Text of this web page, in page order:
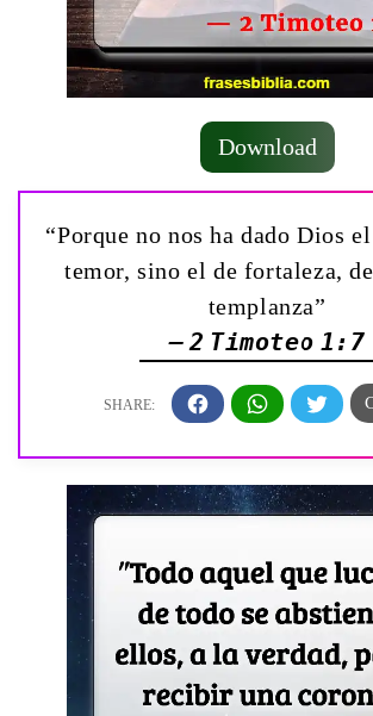
Download
“Porque no nos ha dado Dios
temor, sino el de fortaleza,
templanza”
— 2 Timoteo 1:7